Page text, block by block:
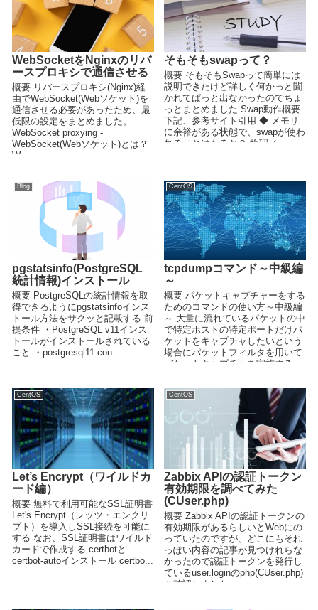
WebSocketをNginxのリバ
ースプロキシで通信させる
概要 リバースプロキシ(Nginx)経
由でWebSocket(Webソケット)を
通信させる必要があったため、最
低限の設定をまとめました。
WebSocket proxying -
WebSocket(Webソケット)とは？
W...
そもそもswapって？
概要 そもそもSwapって簡単には
説明できたけど詳しく何かっと聞
かれてぱっと出なかったのでちょ
っとまとめました Swap動作概要
下記、参考サイト引用 ◆ メモリ
に余裕がある状態で、swapが使わ
れることはあるか？ 物理メ...
Blog
pgstatsinfo(PostgreSQL
統計情報)インストール
概要 PostgreSQLの統計情報を取
得できるようにpgstatsinfoインス
トール方法をサクッと記載する 前
提条件 ・PostgreSQL v11インス
トールがインストールされている
こと ・postgresql11-con...
CentOS
tcpdumpコマンド～中級編
～
概要 パケットキャプチャーをする
ためのコマンドの使い方～中級編
～ 大量に流れているパケットの中
で特定ホストの特定ポートだけパ
ケットをキャプチャしたいという
場合にパケットフィルタを用いて
バケットキャプチャを実施する。
CentOS
Let’s Encrypt（ワイルドカ
ード編）
概要 無料で利用可能なSSL証明書
Let's Encrypt（レッツ・エンクリ
プト）を導入しSSL接続を可能に
する なお、SSL証明書はワイルド
カードで作成する certbotと
certbot-autoインストール certbo...
CentOS
Zabbix APIの認証トークン
有効期限を調べてみた
(CUser.php)
概要 Zabbix APIの認証トークンの
有効期限があるらしいとWebにの
っていたのですが、どこにもそれ
っぽい内容の記事が見つけれらな
かったので認証トークンを発行し
ているuser.loginのphp(CUser.php)
を確認しました。 ...